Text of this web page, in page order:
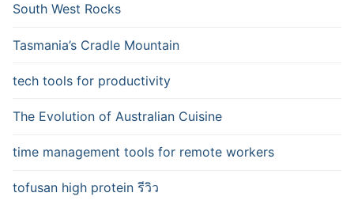
South West Rocks
Tasmania’s Cradle Mountain
tech tools for productivity
The Evolution of Australian Cuisine
time management tools for remote workers
tofusan high protein รีวิว